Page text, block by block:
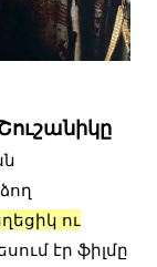
ու
էր ֆիլմը